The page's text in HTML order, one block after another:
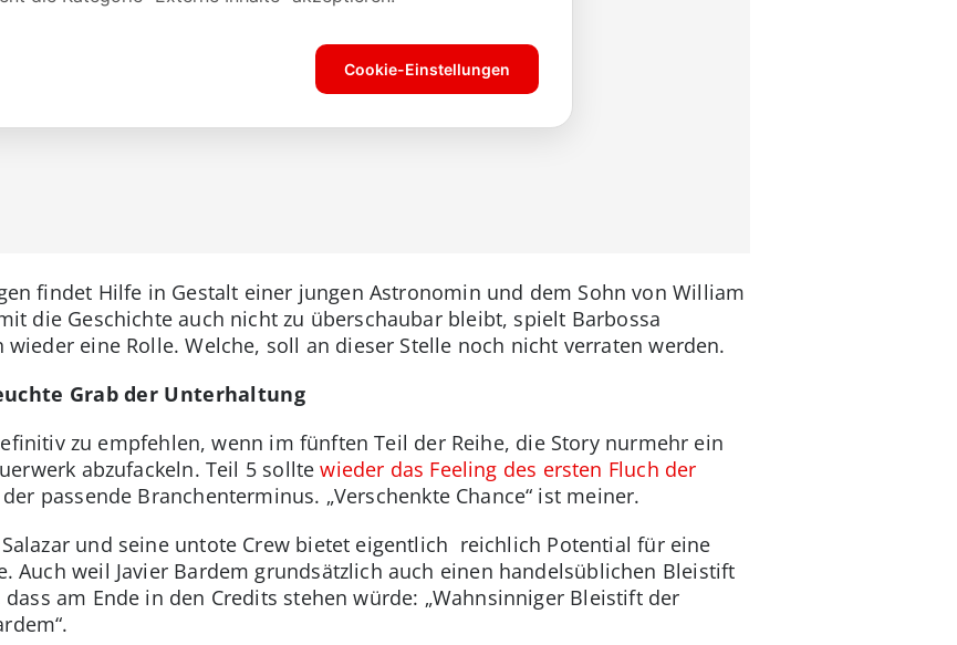
findet Hilfe in Gestalt einer jungen Astronomin und dem Sohn von William
die Geschichte auch nicht zu überschaubar bleibt, spielt Barbossa
wieder eine Rolle. Welche, soll an dieser Stelle noch nicht verraten werden.
Grab der Unterhaltung
zu empfehlen, wenn im fünften Teil der Reihe, die Story nurmehr ein
abzufackeln. Teil 5 solltewieder das Feeling des ersten Fluch der
passende Branchenterminus. „Verschenkte Chance“ ist meiner.
und seine untote Crew bietet eigentlich reichlich Potential für eine
Auch weil Javier Bardem grundsätzlich auch einen handelsüblichen Bleistift
am Ende in den Credits stehen würde: „Wahnsinniger Bleistift der